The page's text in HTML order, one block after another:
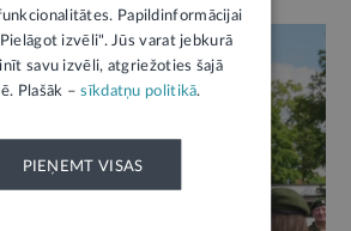
Papildinformācijai
izvēli". Jūs varat jebkurā
savu izvēli, atgriežoties šajā
Plašāk –sīkdatņu politikā.
PIEŅEMT VISAS